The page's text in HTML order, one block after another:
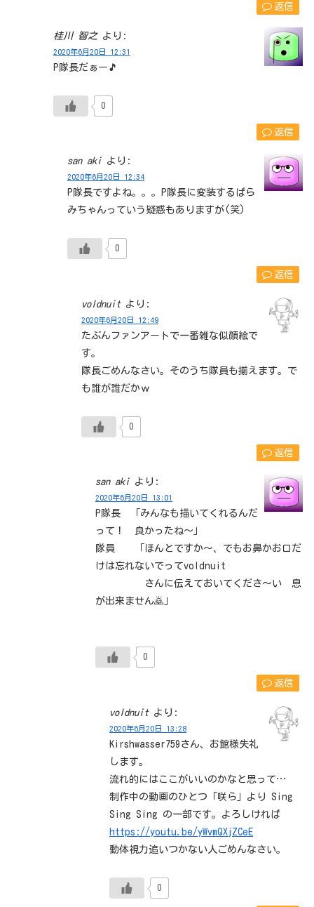
返信
桂川 智之 より:
2020年6月20日 12:31
P隊長だぁー🎵
0
返信
san aki より:
2020年6月20日 12:34
P隊長ですよね。。。P隊長に変装するぱら
みちゃんっていう疑惑もありますが(笑)
0
返信
voldnuit より:
2020年6月20日 12:49
たぶんファンアートで一番雑な似顔絵で
す。
隊長ごめんなさい。そのうち隊員も揃えます。で
も誰が誰だかｗ
0
返信
san aki より:
2020年6月20日 13:01
P隊長 「みんなも描いてくれるんだ
って！ 良かったね～」
隊員 「ほんとですか～、でもお鼻かお口だ
けは忘れないでってvoldnuit
さんに伝えておいてくださ～い 息
が出来ません🙇」
0
返信
voldnuit より:
2020年6月20日 13:28
Kirshwasser759さん、お館様失礼
します。
流れ的にはここがいいのかなと思って…
制作中の動画のひとつ「咲ら」より Sing
Sing Sing の一部です。よろしければ
https://youtu.be/yWvmQXjZCeE
動体視力追いつかない人ごめんなさい。
0